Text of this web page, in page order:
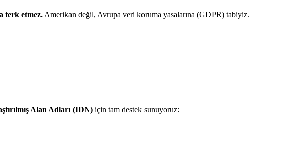
terk etmez. Amerikan değil, Avrupa veri koruma yasalarına (GDPR) tabiyiz.
Alan Adları (IDN) için tam destek sunuyoruz: